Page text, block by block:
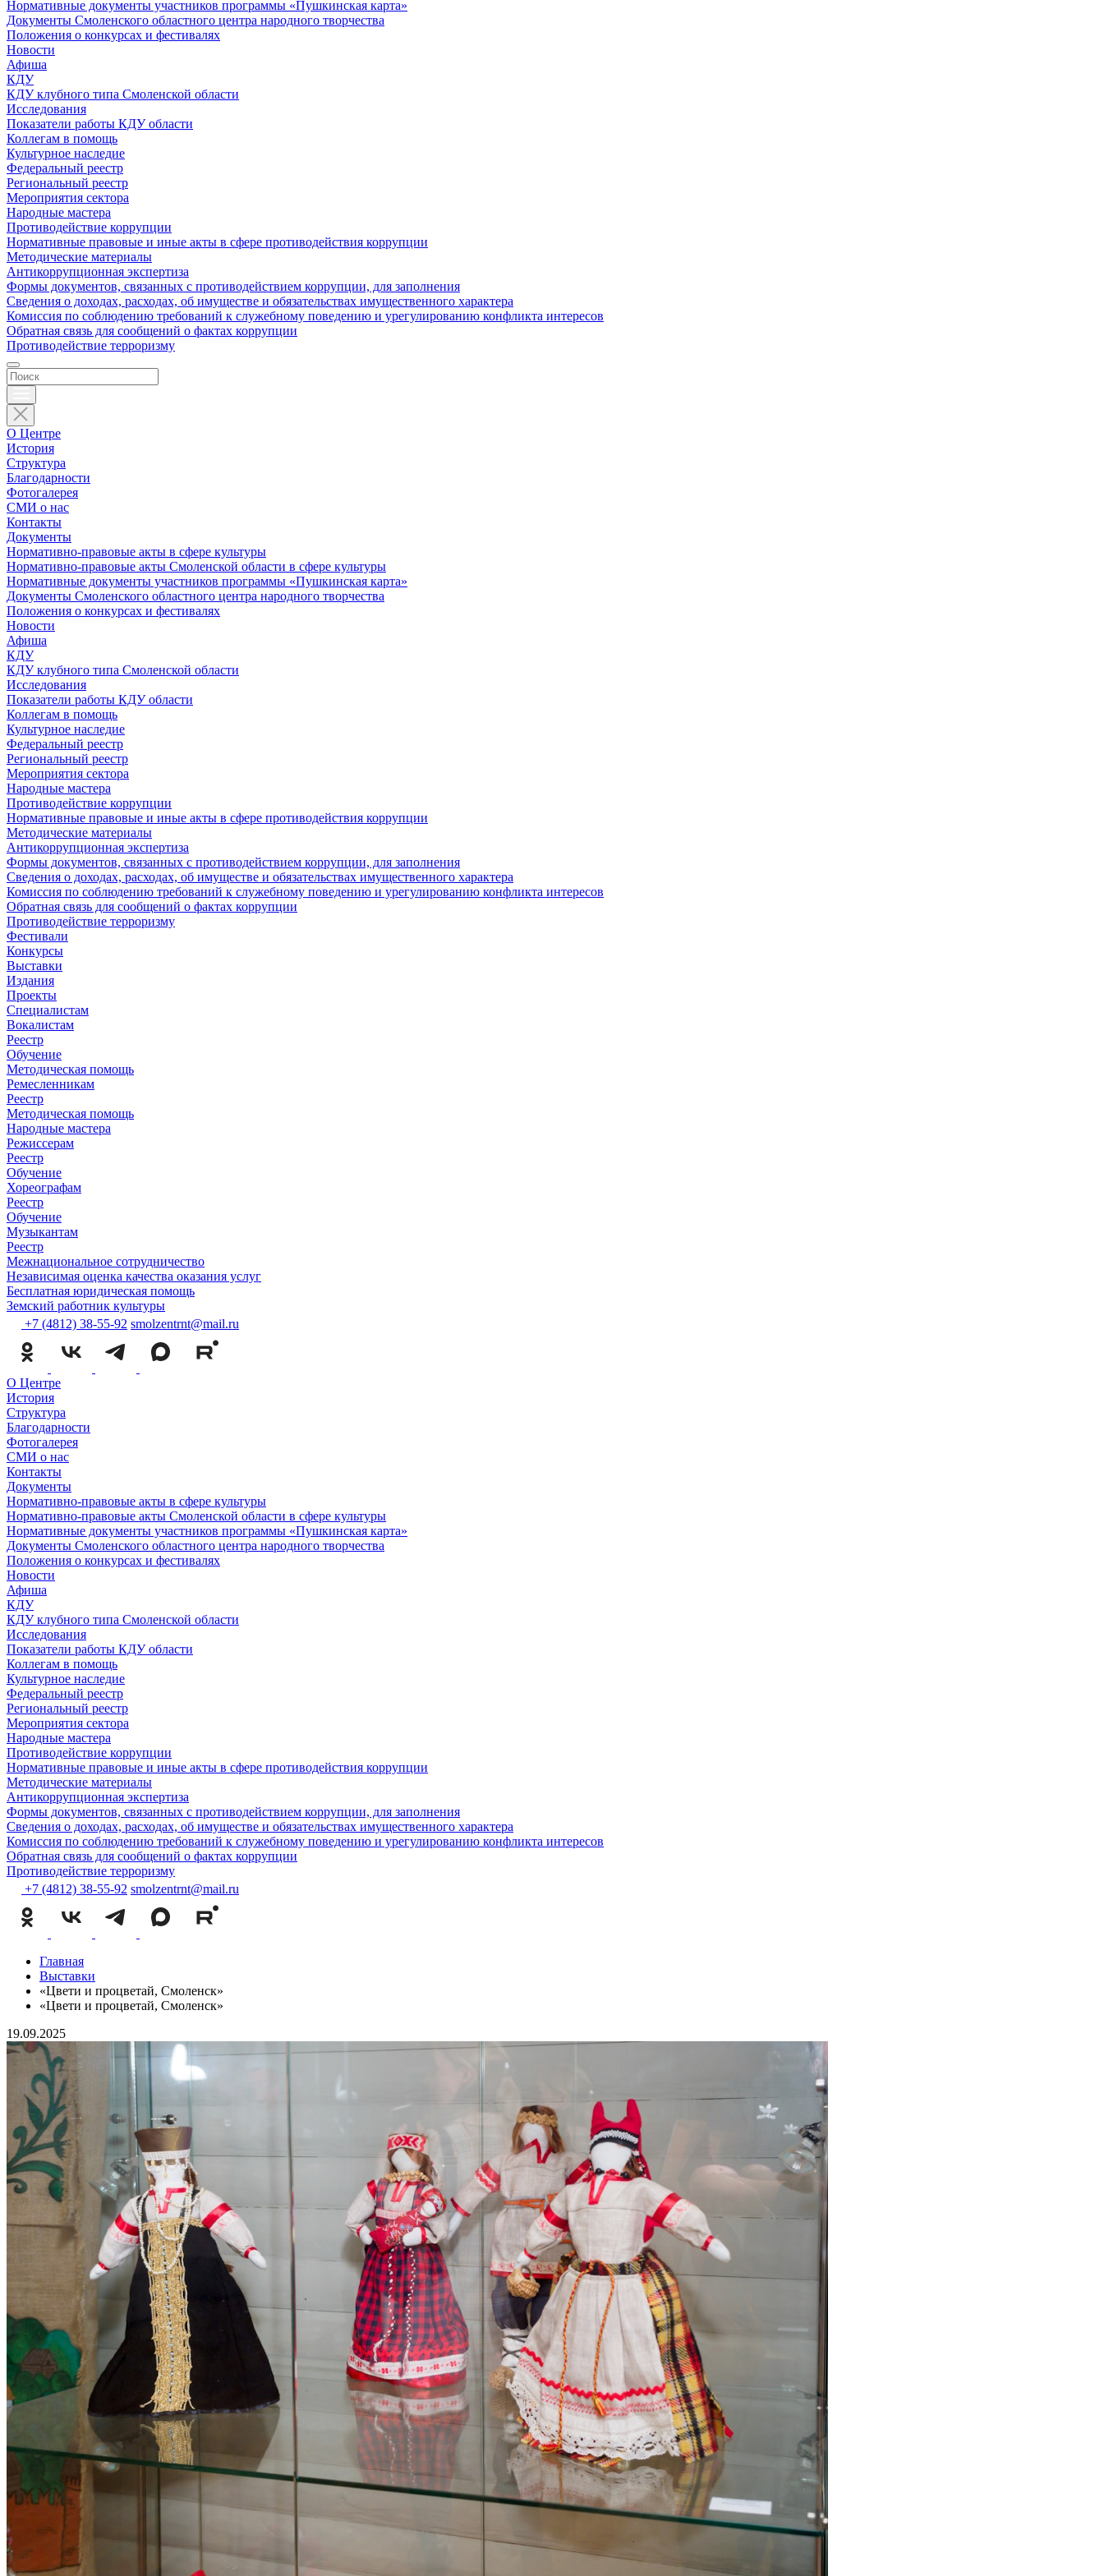
Нормативные документы участников программы «Пушкинская карта»
Документы Смоленского областного центра народного творчества
Положения о конкурсах и фестивалях
Новости
Афиша
КДУ
КДУ клубного типа Смоленской области
Исследования
Показатели работы КДУ области
Коллегам в помощь
Культурное наследие
Федеральный реестр
Региональный реестр
Мероприятия сектора
Народные мастера
Противодействие коррупции
Нормативные правовые и иные акты в сфере противодействия коррупции
Методические материалы
Антикоррупционная экспертиза
Формы документов, связанных с противодействием коррупции, для заполнения
Сведения о доходах, расходах, об имуществе и обязательствах имущественного характера
Комиссия по соблюдению требований к служебному поведению и урегулированию конфликта интересов
Обратная связь для сообщений о фактах коррупции
Противодействие терроризму
О Центре
История
Структура
Благодарности
Фотогалерея
СМИ о нас
Контакты
Документы
Нормативно-правовые акты в сфере культуры
Нормативно-правовые акты Смоленской области в сфере культуры
Нормативные документы участников программы «Пушкинская карта»
Документы Смоленского областного центра народного творчества
Положения о конкурсах и фестивалях
Новости
Афиша
КДУ
КДУ клубного типа Смоленской области
Исследования
Показатели работы КДУ области
Коллегам в помощь
Культурное наследие
Федеральный реестр
Региональный реестр
Мероприятия сектора
Народные мастера
Противодействие коррупции
Нормативные правовые и иные акты в сфере противодействия коррупции
Методические материалы
Антикоррупционная экспертиза
Формы документов, связанных с противодействием коррупции, для заполнения
Сведения о доходах, расходах, об имуществе и обязательствах имущественного характера
Комиссия по соблюдению требований к служебному поведению и урегулированию конфликта интересов
Обратная связь для сообщений о фактах коррупции
Противодействие терроризму
Фестивали
Конкурсы
Выставки
Издания
Проекты
Специалистам
Вокалистам
Реестр
Обучение
Методическая помощь
Ремесленникам
Реестр
Методическая помощь
Народные мастера
Режиссерам
Реестр
Обучение
Хореографам
Реестр
Обучение
Музыкантам
Реестр
Межнациональное сотрудничество
Независимая оценка качества оказания услуг
Бесплатная юридическая помощь
Земский работник культуры
+7 (4812) 38-55-92 smolzentrnt@mail.ru
О Центре
История
Структура
Благодарности
Фотогалерея
СМИ о нас
Контакты
Документы
Нормативно-правовые акты в сфере культуры
Нормативно-правовые акты Смоленской области в сфере культуры
Нормативные документы участников программы «Пушкинская карта»
Документы Смоленского областного центра народного творчества
Положения о конкурсах и фестивалях
Новости
Афиша
КДУ
КДУ клубного типа Смоленской области
Исследования
Показатели работы КДУ области
Коллегам в помощь
Культурное наследие
Федеральный реестр
Региональный реестр
Мероприятия сектора
Народные мастера
Противодействие коррупции
Нормативные правовые и иные акты в сфере противодействия коррупции
Методические материалы
Антикоррупционная экспертиза
Формы документов, связанных с противодействием коррупции, для заполнения
Сведения о доходах, расходах, об имуществе и обязательствах имущественного характера
Комиссия по соблюдению требований к служебному поведению и урегулированию конфликта интересов
Обратная связь для сообщений о фактах коррупции
Противодействие терроризму
+7 (4812) 38-55-92 smolzentrnt@mail.ru
Главная
Выставки
«Цвети и процветай, Смоленск»
«Цвети и процветай, Смоленск»
19.09.2025